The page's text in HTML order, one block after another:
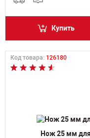
Купить
Код товара: 126180
Нож 25 мм для